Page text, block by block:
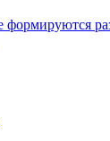
формируются